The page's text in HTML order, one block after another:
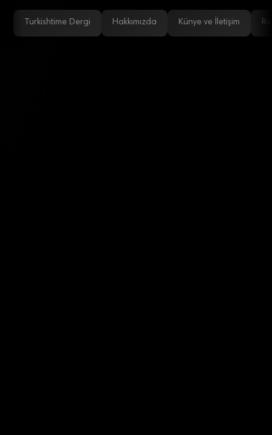
Turkishtime Dergi Hakkımızda Künye ve İletişim